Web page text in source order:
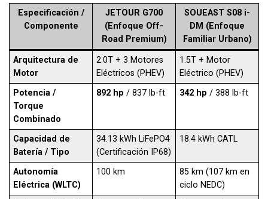
Especificación /
Componente
JETOUR G700
(Enfoque Off-
Road Premium)
SOUEAST S08 i-
DM (Enfoque
Familiar Urbano)
Arquitectura de
Motor
2.0T + 3 Motores
Eléctricos (PHEV)
1.5T + Motor
Eléctrico (PHEV)
Potencia /
Torque
Combinado
892 hp / 837 lb-ft 342 hp / 388 lb-ft
Capacidad de
Batería / Tipo
34.13 kWh LiFePO4
(Certificación IP68)
18.4 kWh CATL
Autonomía
Eléctrica (WLTC)
100 km
85 km (107 km en
ciclo NEDC)